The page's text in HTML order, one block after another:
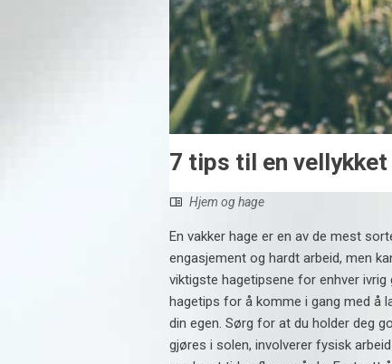
7 tips til en vellykket
Hjem og hage
En vakker hage er en av de mest
engasjement og hardt arbeid, men
viktigste hagetipsene for enhver
hagetips for å komme i gang med å
din egen. Sørg for at du holder deg
gjøres i solen, involverer fysisk